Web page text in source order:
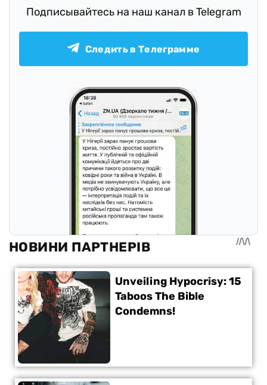
Подписывайтесь на наш канал в Telegram
Следить в Телеграмме